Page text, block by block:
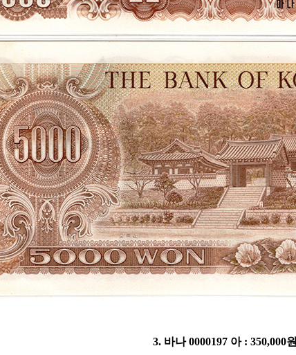
3. 바나 0000197 아 : 350,000원